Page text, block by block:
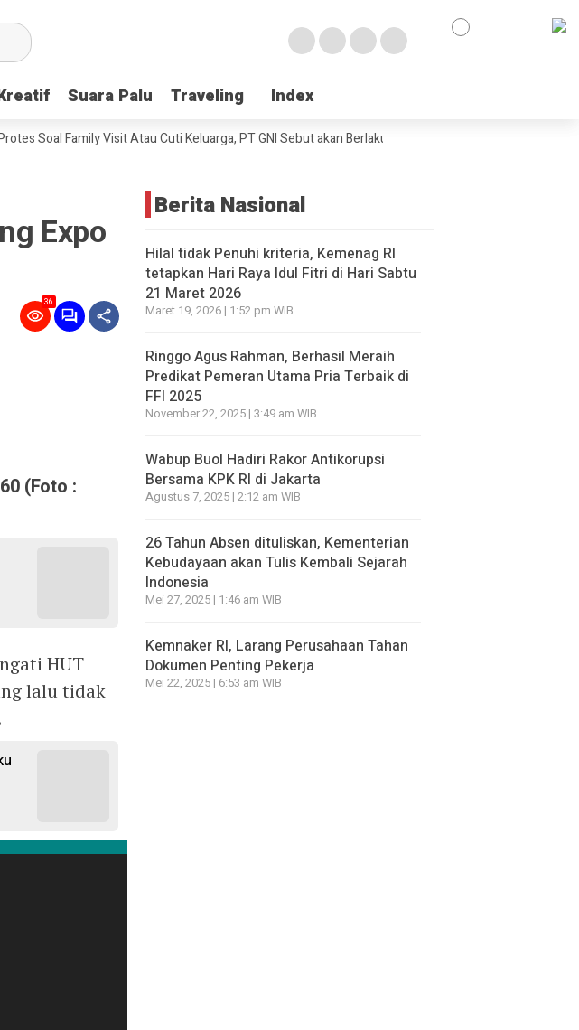
Suara Palu Traveling Index
Suara Palu Traveling Index
Soal Family Visit Atau Cuti Keluarga, PT GNI Sebut akan Berlaku Januari 2027
Expo
36
(Foto :
HUT
lalu tidak
Berita Nasional
Hilal tidak Penuhi kriteria, Kemenag RI
tetapkan Hari Raya Idul Fitri di Hari Sabtu
21 Maret 2026
Maret 19, 2026 | 1:52 pm WIB
Ringgo Agus Rahman, Berhasil Meraih
Predikat Pemeran Utama Pria Terbaik di
FFI 2025
November 22, 2025 | 3:49 am WIB
Wabup Buol Hadiri Rakor Antikorupsi
Bersama KPK RI di Jakarta
Agustus 7, 2025 | 2:12 am WIB
26 Tahun Absen dituliskan, Kementerian
Kebudayaan akan Tulis Kembali Sejarah
Indonesia
Mei 27, 2025 | 1:46 am WIB
Kemnaker RI, Larang Perusahaan Tahan
Dokumen Penting Pekerja
Mei 22, 2025 | 6:53 am WIB